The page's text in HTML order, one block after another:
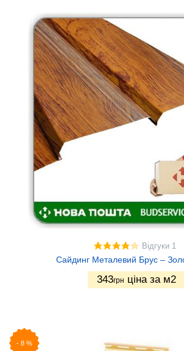
Відгуки 1
Сайдинг Металевий Брус –
343грн ціна за м2
- 8 %